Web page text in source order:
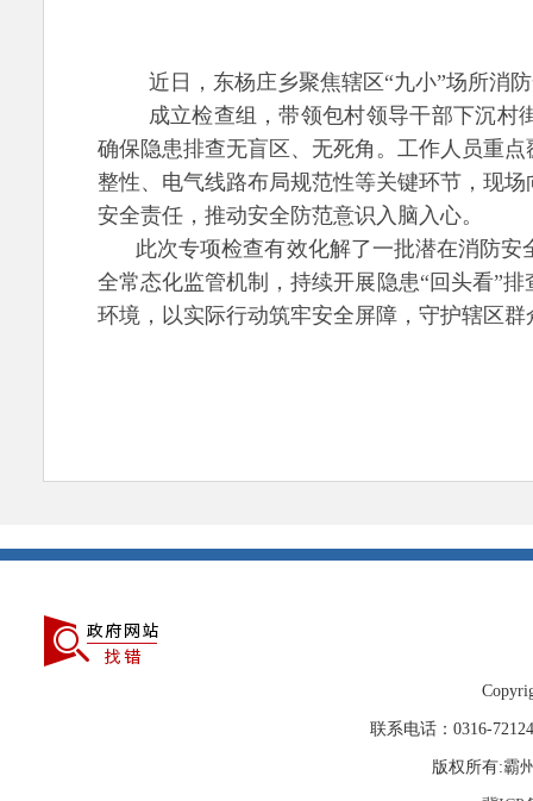
近日，东杨庄乡聚焦辖区 “九小”场所消
成立检查组，带领包村领导干部下沉村
确保隐患排查无盲区、无死角。工作人员重
整性、电气线路布局规范性等关键环节，现
安全责任，推动安全防范意识入脑入心。
此次专项检查有效化解了一批潜在消防
全常态化监管机制，持续开展隐患“回头看”
环境，以实际行动筑牢安全屏障，守护辖区
联系电话：0316-
版权所有:霸